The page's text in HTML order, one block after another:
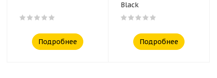
Подробнее
Black
Подробнее